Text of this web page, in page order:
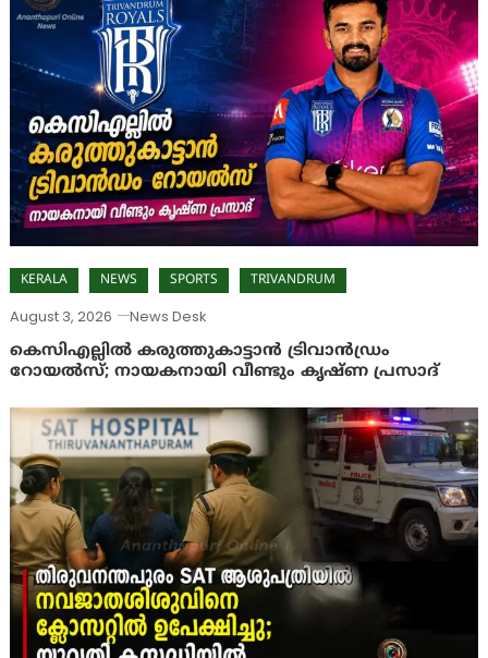
KERALA NEWS SPORTS TRIVANDRUM
August 3, 2026
News Desk
കെസിഎല്ലിൽ കരുത്തുകാട്ടാൻ ട്രിവാൻഡ്രം
റോയൽസ്; നായകനായി വീണ്ടും കൃഷ്ണ പ്രസാദ്